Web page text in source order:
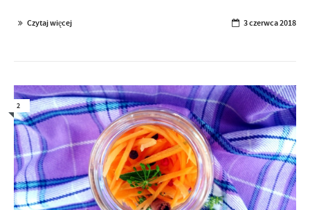
Czytaj więcej 3 czerwca 2018
2